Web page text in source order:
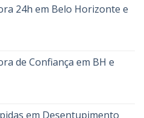
24h em Belo Horizonte e
de Confiança em BH e
em Desentupimento